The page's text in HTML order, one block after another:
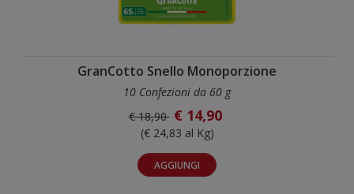
GranCotto Snello Monoporzione
10 Confezioni da 60 g
€ 18,90 € 14,90
(€ 24,83 al Kg)
AGGIUNGI